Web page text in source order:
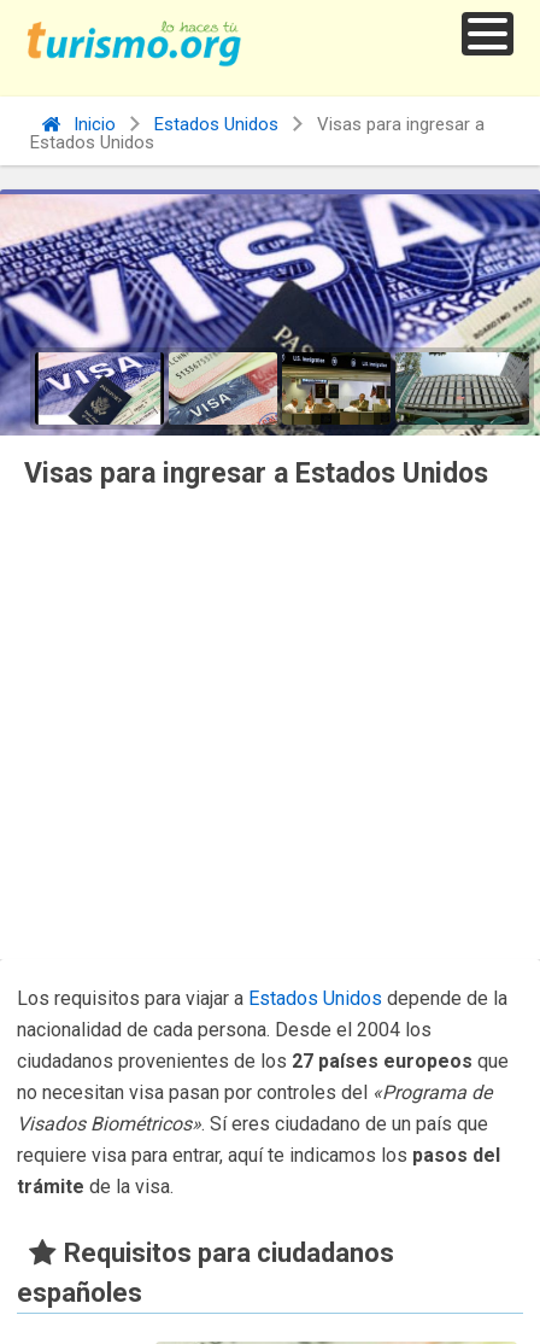
Inicio Estados Unidos
Visas para ingresar a
Estados Unidos
Visas para ingresar a Estados Unidos
Los requisitos para viajar a Estados Unidos depende de la
nacionalidad de cada persona. Desde el 2004 los
ciudadanos provenientes de los 27 países europeos que
no necesitan visa pasan por controles del «Programa de
Visados Biométricos». Sí eres ciudadano de un país que
requiere visa para entrar, aquí te indicamos los pasos del
trámite de la visa.
Requisitos para ciudadanos
españoles